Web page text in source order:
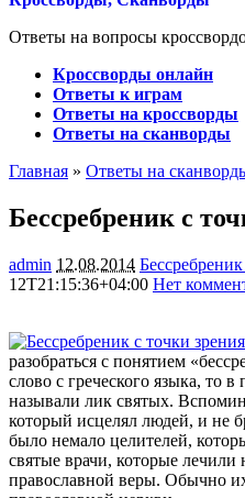
Ответы на вопросы
Кроссворды онлайн
Ответы к играм
Ответы на кроссворды
Ответы на сканворды
Главная » Ответы на
Бессребреник с
admin 12.08.2014
12T21:15:36+04:00 Нет
разобраться с понятием
слово с греческого языка, то
называли лик святых.
который исцелял людей, и не
было немало целителей,
святые врачи, которые лечили
православной веры. Обычно